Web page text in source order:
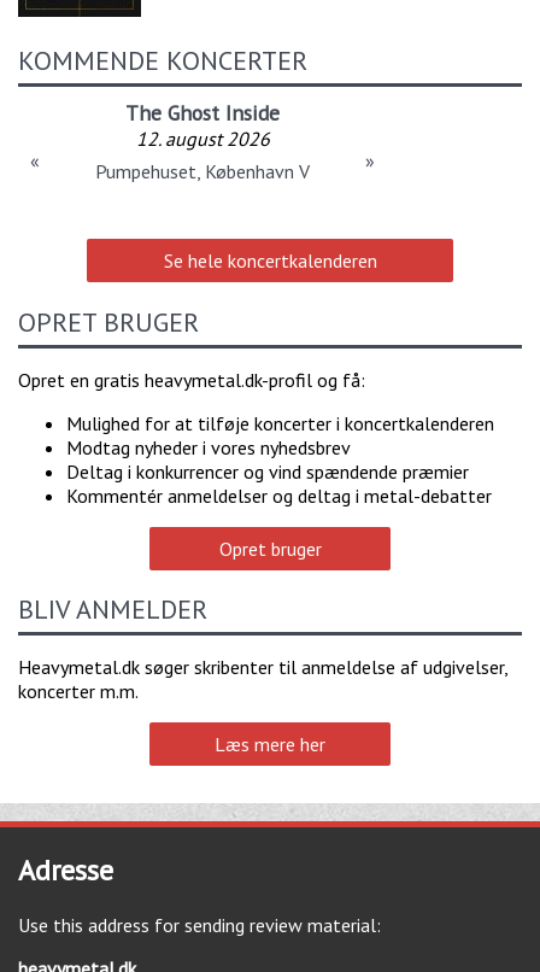
KOMMENDE KONCERTER
The Ghost Inside
12. august 2026
Pumpehuset, København V
« »
Se hele koncertkalenderen
OPRET BRUGER
Opret en gratis heavymetal.dk-profil og få:
Mulighed for at tilføje koncerter i koncertkalenderen
Modtag nyheder i vores nyhedsbrev
Deltag i konkurrencer og vind spændende præmier
Kommentér anmeldelser og deltag i metal-debatter
Opret bruger
BLIV ANMELDER
Heavymetal.dk søger skribenter til anmeldelse af udgivelser,
koncerter m.m.
Læs mere her
Adresse
Use this address for sending review material: